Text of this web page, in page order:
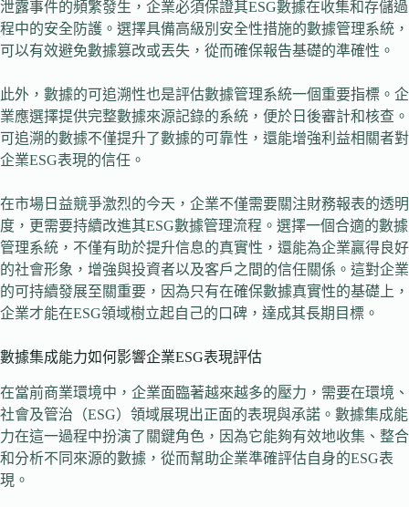
泄露事件的頻繁發生，企業必須保證其ESG數據在收集和存儲過
程中的安全防護。選擇具備高級別安全性措施的數據管理系統，
可以有效避免數據篡改或丟失，從而確保報告基礎的準確性。
此外，數據的可追溯性也是評估數據管理系統一個重要指標。企
業應選擇提供完整數據來源記錄的系統，便於日後審計和核查。
可追溯的數據不僅提升了數據的可靠性，還能增強利益相關者對
企業ESG表現的信任。
在市場日益競爭激烈的今天，企業不僅需要關注財務報表的透明
度，更需要持續改進其ESG數據管理流程。選擇一個合適的數據
管理系統，不僅有助於提升信息的真實性，還能為企業贏得良好
的社會形象，增強與投資者以及客戶之間的信任關係。這對企業
的可持續發展至關重要，因為只有在確保數據真實性的基礎上，
企業才能在ESG領域樹立起自己的口碑，達成其長期目標。
數據集成能力如何影響企業ESG表現評估
在當前商業環境中，企業面臨著越來越多的壓力，需要在環境、
社會及管治（ESG）領域展現出正面的表現與承諾。數據集成能
力在這一過程中扮演了關鍵角色，因為它能夠有效地收集、整合
和分析不同來源的數據，從而幫助企業準確評估自身的ESG表
現。